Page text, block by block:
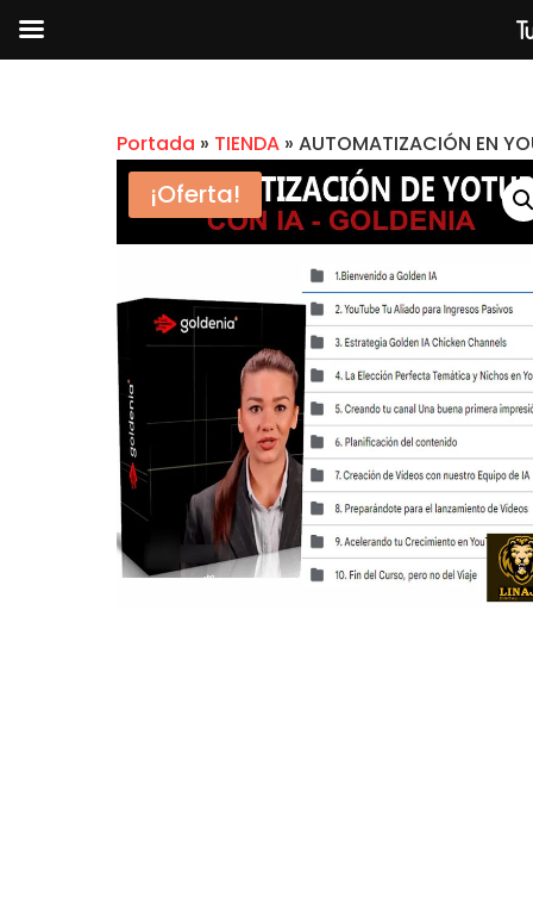
Portada » TIENDA » AUTOMATIZACIÓN EN
¡Oferta!
ECOMMERCE - JHONATAN
TIM VILLAFUERTE
$2.99 +